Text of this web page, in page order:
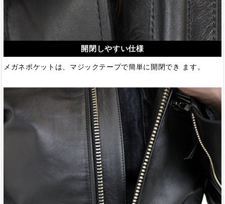
開閉しやすい仕様
メガネポケットは、マジックテープで簡単に開閉でき ます。